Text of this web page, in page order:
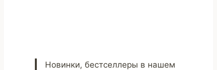
Новинки, бестселлеры в нашем